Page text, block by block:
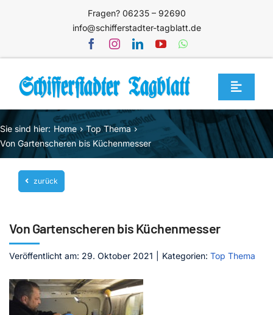
Fragen? 06235 – 92690
info@schifferstadter-tagblatt.de
Toggle
Home
Themen
Blog
Unternehmen
Mediathek
Kontakt
Sie sind hier: Home
Top Thema
Von Gartenscheren bis Küchenmesser
zurück
Von Gartenscheren bis Küchenmesser
Veröffentlicht am: 29. Oktober 2021 Kategorien: Top Thema